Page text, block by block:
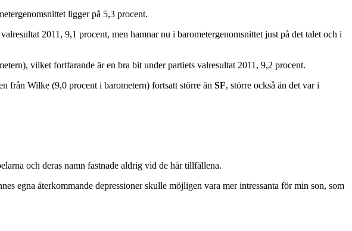
ligger på 5,3 procent.
2011, 9,1 procent, men hamnar nu i barometergenomsnittet just på det talet och i
vilket fortfarande är en bra bit under partiets valresultat 2011, 9,2 procent.
från Wilke (9,0 procent i barometern) fortsatt större än SF, större också än det var i
och deras namn fastnade aldrig vid de här tillfällena.
egna återkommande depressioner skulle möjligen vara mer intressanta för min son, som